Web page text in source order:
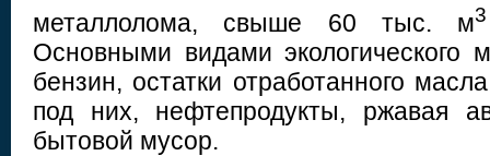
металлолома, свыше 60 тыс. м3
Основными видами экологического
бензин, остатки отработанного
под них, нефтепродукты, ржавая
бытовой мусор.